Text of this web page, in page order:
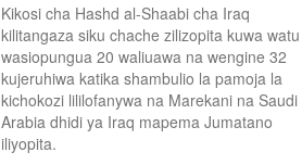
Kikosi cha Hashd al-Shaabi cha Iraq
kilitangaza siku chache zilizopita kuwa watu
wasiopungua 20 waliuawa na wengine 32
kujeruhiwa katika shambulio la pamoja la
kichokozi lililofanywa na Marekani na Saudi
Arabia dhidi ya Iraq mapema Jumatano
iliyopita.